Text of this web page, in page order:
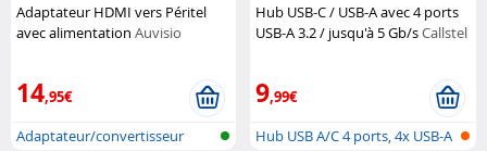
Adaptateur HDMI vers Péritel
avec alimentation Auvisio
14,95€
Adaptateur/convertisseur
Hub USB-C / USB-A avec 4 ports
USB-A 3.2 / jusqu'à 5 Gb/sCallstel
9,99€
Hub USB A/C 4 ports, 4x USB-A